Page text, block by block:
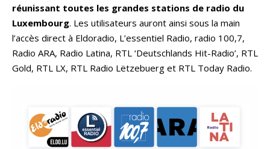
réunissant toutes les grandes stations de radio du
Luxembourg. Les utilisateurs auront ainsi sous la main
l’accès direct à Eldoradio, L’essentiel Radio, radio 100,7,
Radio ARA, Radio Latina, RTL ‘Deutschlands Hit-Radio’, RTL
Gold, RTL LX, RTL Radio Lëtzebuerg et RTL Today Radio.